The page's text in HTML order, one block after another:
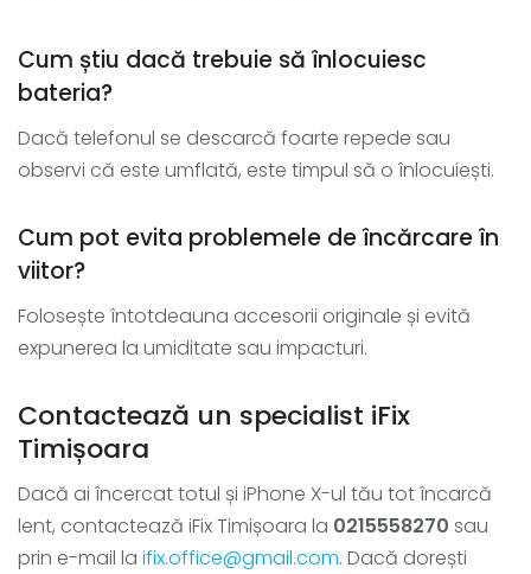
Cum știu dacă trebuie să înlocuiesc
bateria?
Dacă telefonul se descarcă foarte repede sau
observi că este umflată, este timpul să o înlocuiești.
Cum pot evita problemele de încărcare în
viitor?
Folosește întotdeauna accesorii originale și evită
expunerea la umiditate sau impacturi.
Contactează un specialist iFix
Timișoara
Dacă ai încercat totul și iPhone X-ul tău tot încarcă
lent, contactează iFix Timișoara la 0215558270 sau
prin e-mail la ifix.office@gmail.com. Dacă dorești